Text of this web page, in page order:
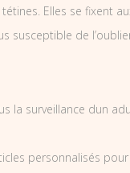
Elles se fixent
susceptible de
la surveillance dun
personnalisés